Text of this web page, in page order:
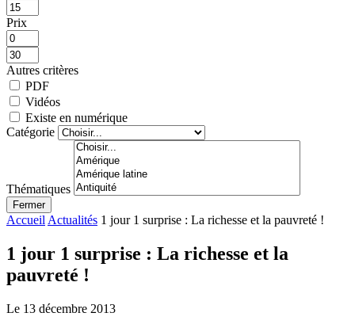
Prix
Autres critères
PDF
Vidéos
Existe en numérique
Catégorie
Thématiques
Fermer
Accueil Actualités 1 jour 1 surprise : La richesse et la pauvreté !
1 jour 1 surprise : La richesse et la
pauvreté !
Le 13 décembre 2013